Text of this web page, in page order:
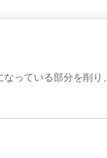
っている部分を削